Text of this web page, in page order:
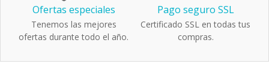
Ofertas especiales
Tenemos las mejores
ofertas durante todo el año.
Pago seguro SSL
Certificado SSL en todas tus
compras.